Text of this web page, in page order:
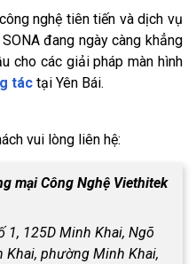
nghệ tiên tiến và dịch vụ
đang ngày càng khẳng
cho các giải pháp màn hình
tác tại Yên Bái.
vui lòng liên hệ:
mại Công Nghệ Viethitek
1, 125D Minh Khai, Ngõ
Khai, phường Minh Khai,